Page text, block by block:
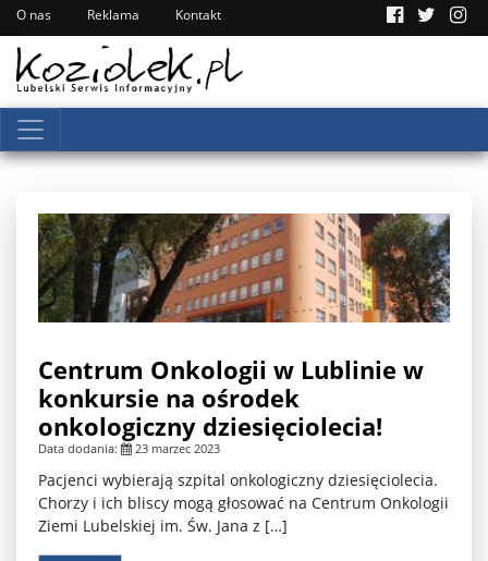
O nas Reklama Kontakt
Centrum Onkologii w Lublinie w
konkursie na ośrodek
onkologiczny dziesięciolecia!
Data dodania: 23 marzec 2023
Pacjenci wybierają szpital onkologiczny dziesięciolecia.
Chorzy i ich bliscy mogą głosować na Centrum Onkologii
Ziemi Lubelskiej im. Św. Jana z […]